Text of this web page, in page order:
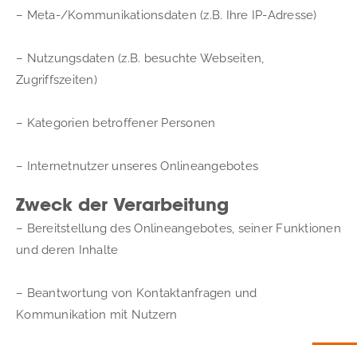
– Meta-/Kommunikationsdaten (z.B. Ihre IP-Adresse)
– Nutzungsdaten (z.B. besuchte Webseiten,
Zugriffszeiten)
– Kategorien betroffener Personen
– Internetnutzer unseres Onlineangebotes
Zweck der Verarbeitung
– Bereitstellung des Onlineangebotes, seiner Funktionen
und deren Inhalte
– Beantwortung von Kontaktanfragen und
Kommunikation mit Nutzern